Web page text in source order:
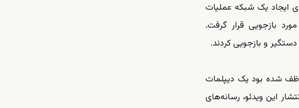
ایجاد یک شبکه عملیات
بازجویی قرار گرفت.
و بازجویی کردند.
شده بود یک دیپلمات
این ویدئو، رسانه‌های